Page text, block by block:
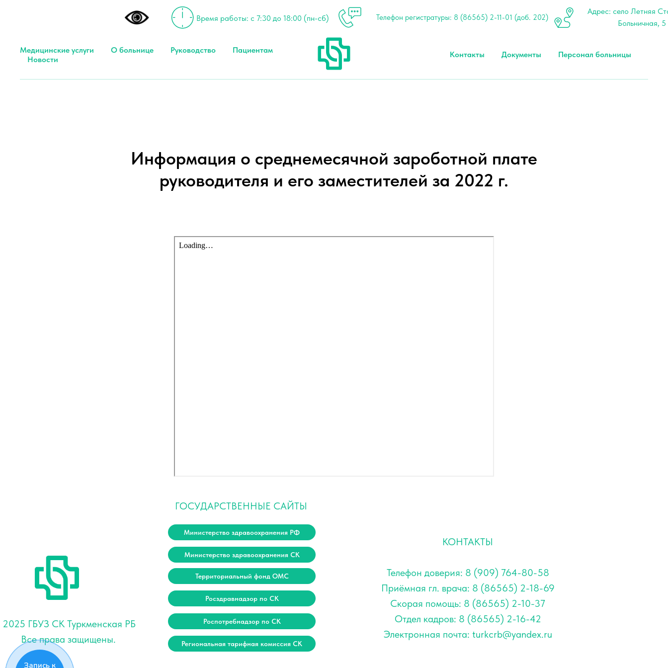
Время работы: с 7:30 до 18:00 (пн-сб) Телефон регистратуры: 8 (86565) 2-11-01 (доб. 202)
Адрес: cело Летняя
Больничная, 5
Медицинские услуги О больнице Руководство
Пациентам
Новости
Контакты Документы Персонал больницы
Информация о среднемесячной зароботной плате
руководителя и его заместителей за 2022 г.
ГБУЗ СК Туркменская РБ
Все права защищены.
КОНТАКТЫ
Телефон доверия: 8 (909) 764-80-58
Приёмная гл. врача: 8 (86565) 2-18-69
Скорая помощь: 8 (86565) 2-10-37
Отдел кадров: 8 (86565) 2-16-42
Электронная почта: turkcrb@yandex.ru
Министерство здравоохранения РФ
Министерство здравоохранения СК
Территориальный фонд ОМС
Росздравнадзор по СК
Роспотребнадзор по СК
Региональная тарифная комиссия СК
ГОСУДАРСТВЕННЫЕ САЙТЫ
Запись к